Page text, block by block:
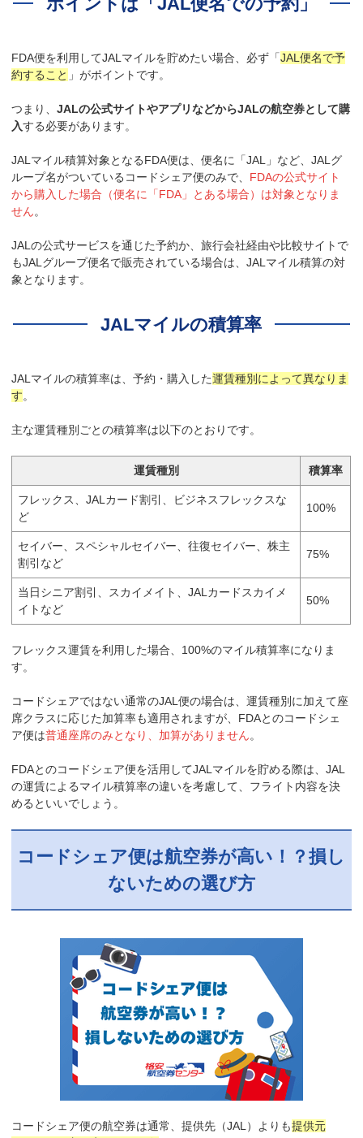
FDA便を利用してJALマイルを貯めたい場合、必ず「JAL便名で予
約すること 」がポイントです。
つまり、JALの公式サイトやアプリなどからJALの航空券として購
入する必要があります。
JALマイル積算対象となるFDA便は、便名に「JAL」など、JALグ
ループ名がついているコードシェア便のみで、 FDAの公式サイト
から購入した場合（便名に「FDA」とある場合）は対象となりま
せん。
JALの公式サービスを通じた予約か、旅行会社経由や比較サイトで
もJALグループ便名で販売されている場合は、JALマイル積算の対
象となります。
JALマイルの積算率
JALマイルの積算率は、予約・購入した運賃種別によって異なりま
す。
主な運賃種別ごとの積算率は以下のとおりです。
運賃種別 積算率
フレックス、JALカード割引、ビジネスフレックスな
ど
100%
セイバー、スペシャルセイバー、往復セイバー、株主
割引など
75%
当日シニア割引、スカイメイト、JALカードスカイメ
イトなど
50%
フレックス運賃を利用した場合、100%のマイル積算率になりま
す。
コードシェアではない通常のJAL便の場合は、運賃種別に加えて座
席クラスに応じた加算率も適用されますが、FDAとのコードシェ
ア便は普通座席のみとなり、加算がありません。
FDAとのコードシェア便を活用してJALマイルを貯める際は、JAL
の運賃によるマイル積算率の違いを考慮して、フライト内容を決
めるといいでしょう。
コードシェア便は航空券が高い！？損し
ないための選び方
コードシェア便の航空券は通常、提供先（JAL）よりも提供元